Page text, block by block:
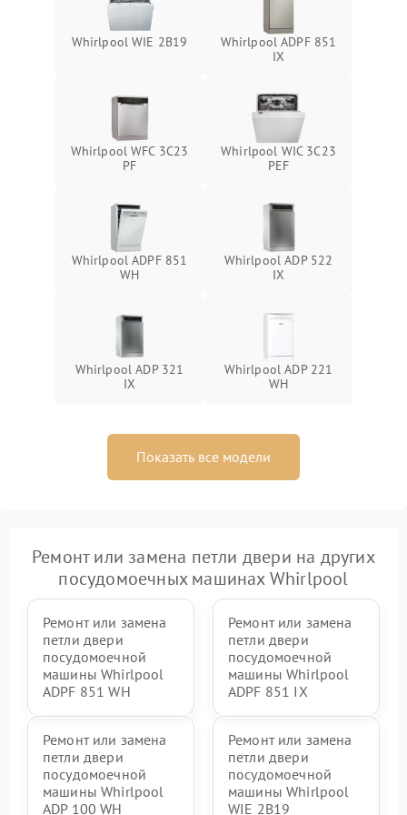
Whirlpool WIE 2B19
Whirlpool ADPF 851
IX
Whirlpool WFC 3C23
PF
Whirlpool WIC 3C23
PEF
Whirlpool ADPF 851
WH
Whirlpool ADP 522
IX
Whirlpool ADP 321
IX
Whirlpool ADP 221
WH
Показать все модели
Ремонт или замена петли двери на других
посудомоечных машинах Whirlpool
Ремонт или замена
петли двери
посудомоечной
машины Whirlpool
ADPF 851 WH
Ремонт или замена
петли двери
посудомоечной
машины Whirlpool
ADPF 851 IX
Ремонт или замена
петли двери
посудомоечной
машины Whirlpool
ADP 100 WH
Ремонт или замена
петли двери
посудомоечной
машины Whirlpool
WIE 2B19